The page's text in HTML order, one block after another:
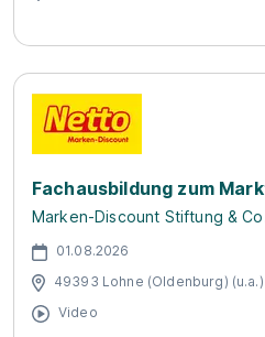
Fachausbildung zum
Marken-Discount Stiftung &
01.08.2026
49393 Lohne (Oldenburg) (u.a.)
Video